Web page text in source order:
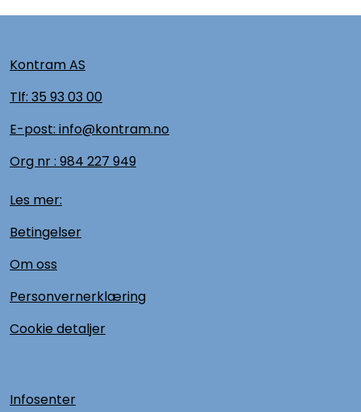
Kontram AS
Tlf: 35 93 03 00
E-post: info@kontram.no
Org nr : 984 227 949
Les mer:
Betingelser
Om oss
Personvernerklæring
Cookie detaljer
Infosenter